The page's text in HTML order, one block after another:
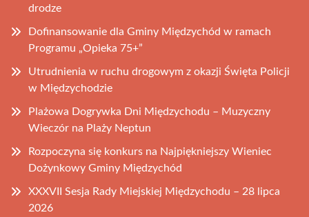
drodze
Dofinansowanie dla Gminy Międzychód w ramach
Programu „Opieka 75+”
Utrudnienia w ruchu drogowym z okazji Święta Policji
w Międzychodzie
Plażowa Dogrywka Dni Międzychodu – Muzyczny
Wieczór na Plaży Neptun
Rozpoczyna się konkurs na Najpiękniejszy Wieniec
Dożynkowy Gminy Międzychód
XXXVII Sesja Rady Miejskiej Międzychodu – 28 lipca
2026